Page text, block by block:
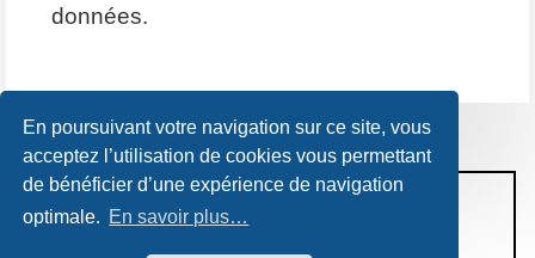
En poursuivant votre navigation sur ce site, vous
acceptez l’utilisation de cookies vous permettant
de bénéficier d’une expérience de navigation
optimale. En savoir plus…
données.
CONDITIONS D’UTILISATION
POLITIQUE DE VIE PRIVÉE